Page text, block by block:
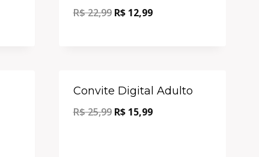
R$22,99 R$12,99
Convite Digital Adulto
R$25,99 R$15,99